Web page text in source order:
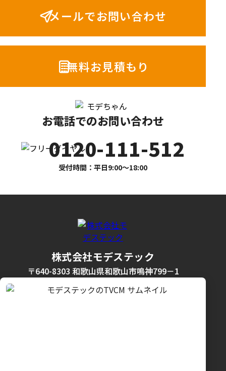
メールでお問い合わせ
無料お見積もり
お電話でのお問い合わせ
0120-111-512
受付時間：平日9:00〜18:00
株式会社モデステック
〒640-8303 和歌山県和歌山市鳴神799－1